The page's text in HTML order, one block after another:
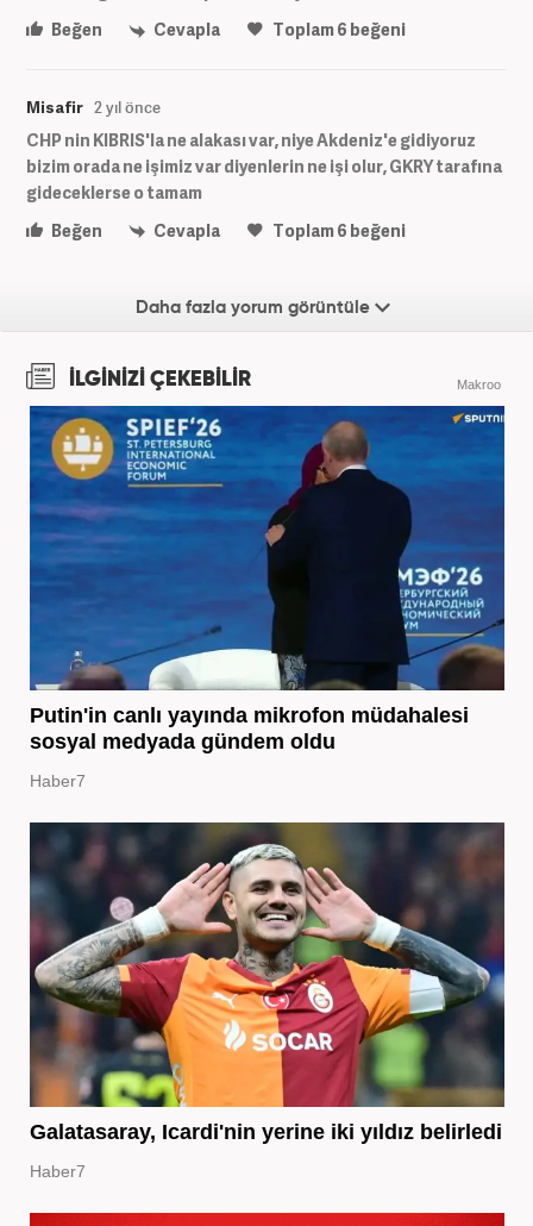
Beğen
Cevapla Toplam6 beğeni
Misafir 2 yıl önce
CHP nin KIBRIS'la ne alakası var, niye Akdeniz'e gidiyoruz
bizim orada ne işimiz var diyenlerin ne işi olur, GKRY tarafına
gideceklerse o tamam
Beğen
Cevapla Toplam6 beğeni
Daha fazla yorum görüntüle
İLGİNİZİ ÇEKEBİLİR Makroo
Putin'in canlı yayında mikrofon müdahalesi
sosyal medyada gündem oldu
Haber7
Galatasaray, Icardi'nin yerine iki yıldız belirledi
Haber7